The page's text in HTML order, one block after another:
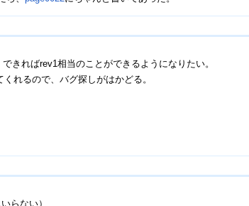
きればrev1相当のことができるようになりたい。
れるので、バグ探しがはかどる。
らない）